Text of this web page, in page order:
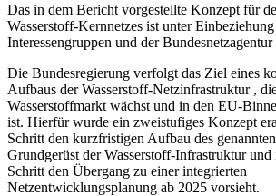
Das in dem Bericht vorgestellte Konzept für
Wasserstoff-Kernnetzes ist unter
Interessengruppen und der
Die Bundesregierung verfolgt das Ziel eines
Aufbaus der Wasserstoff-Netzinfrastruktur ,
Wasserstoffmarkt wächst und in den EU-
ist. Hierfür wurde ein zweistufiges Konzept
Schritt den kurzfristigen Aufbau des
Grundgerüst der Wasserstoff-Infrastruktur
Schritt den Übergang zu einer integrierten
Netzentwicklungsplanung ab 2025 vorsieht.